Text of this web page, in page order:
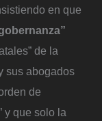
en que
de la
sus abogados
de
y que solo la